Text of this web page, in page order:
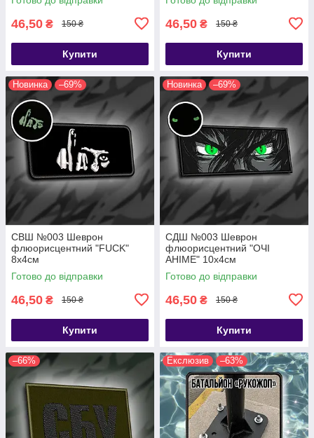
46,50 ₴ 150 ₴
Купити
46,50 ₴ 150 ₴
Купити
Новинка –69%
СВШ №003 Шеврон
флюорисцентний "FUCK"
8х4см
Готово до відправки
46,50 ₴ 150 ₴
Купити
Новинка –69%
СДШ №003 Шеврон
флюорисцентний "ОЧІ
АНІМЕ" 10х4см
Готово до відправки
46,50 ₴ 150 ₴
Купити
–66% Екслюзив –63%